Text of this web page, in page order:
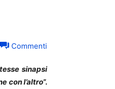
Commenti
sinapsi
con l’altro”.